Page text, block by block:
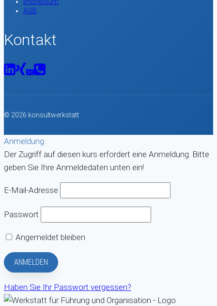
Impressum
AGB
Kontakt
© 2026 konsultwerkstatt
Anmeldung
Der Zugriff auf diesen kurs erfordert eine Anmeldung. Bitte
geben Sie Ihre Anmeldedaten unten ein!
E-Mail-Adresse
Passwort
Angemeldet bleiben
Haben Sie Ihr Passwort vergessen?